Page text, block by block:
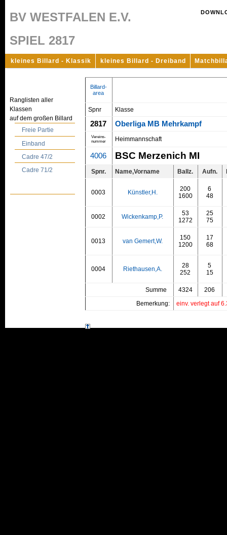
BV WESTFALEN E.V.
SPIEL 2817
kleines Billard - Klassik kleines Billard - Dreiband
Ranglisten aller
Klassen
auf dem großen Billard
Freie Partie
Einband
Cadre 47/2
Cadre 71/2
Billard-
area
Spnr Klasse
2817 Oberliga MB Mehrkampf
Vereins-
nummer
Heimmannschaft
4006 BSC Merzenich MI
Spnr. Name,Vorname Ballz. Aufn.
0003 Künstler,H.
200
1600
6
48
0002 Wickenkamp,P.
53
1272
25
75
0013 van Gemert,W.
150
1200
17
68
0004 Riethausen,A.
28
252
5
15
Summe 4324
206
Bemerkung:
einv. verlegt auf